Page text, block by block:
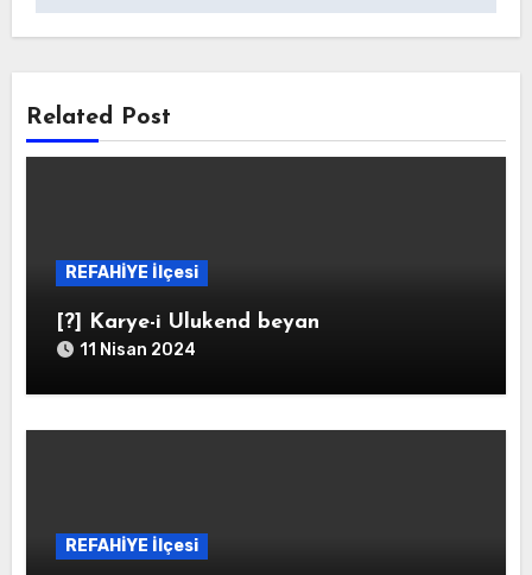
Related Post
REFAHİYE İlçesi
[?] Karye-i Ulukend beyan
11 Nisan 2024
REFAHİYE İlçesi